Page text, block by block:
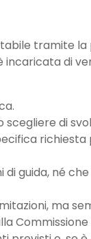
tramite la
di
scegliere di
richiesta
guida, né
ma
Commissione